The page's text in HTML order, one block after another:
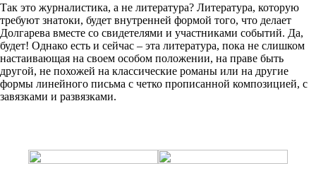
Так это журналистика, а не литература? Литература, которую
требуют знатоки, будет внутренней формой того, что делает
Долгарева вместе со свидетелями и участниками событий. Да,
будет! Однако есть и сейчас – эта литература, пока не слишком
настаивающая на своем особом положении, на праве быть
другой, не похожей на классические романы или на другие
формы линейного письма с четко прописанной композицией, с
завязками и развязками.